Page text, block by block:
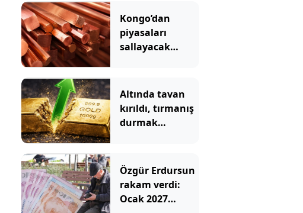
bozulmuyor
Kongo’dan
piyasaları
sallayacak
durduruldu
Altında tavan
kırıldı, tırmanış
durmak
birikimi olan
mutlu
Özgür Erdursun
rakam verdi:
Ocak 2027